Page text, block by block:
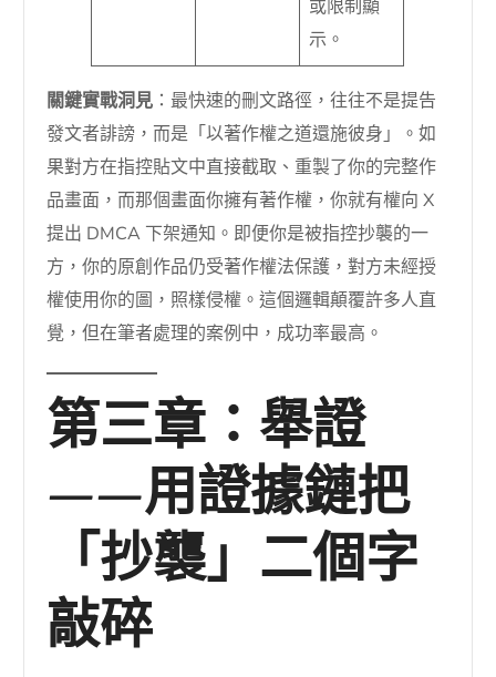
或限制顯
示。
關鍵實戰洞見 ：最快速的刪文路徑，往往不是提告
發文者誹謗，而是「以著作權之道還施彼身」。如
果對方在指控貼文中直接截取、重製了你的完整作
品畫面，而那個畫面你擁有著作權，你就有權向 X
提出 DMCA 下架通知。即便你是被指控抄襲的一
方，你的原創作品仍受著作權法保護，對方未經授
權使用你的圖，照樣侵權。這個邏輯顛覆許多人直
覺，但在筆者處理的案例中，成功率最高。
第三章：舉證
——用證據鏈把
「抄襲」二個字
敲碎